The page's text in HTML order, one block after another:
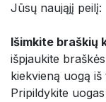
Jūsų naująjį peilį:
Išimkite braškių
išpjaukite
kiekvieną uogą
Pripildykite